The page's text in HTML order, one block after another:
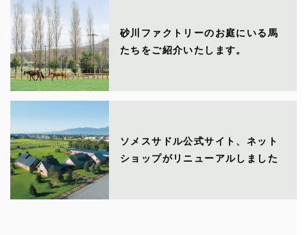
砂川ファクトリーのお庭にいる馬
たちをご紹介いたします。
ソメスサドル公式サイト、ネット
ショップがリニューアルしました